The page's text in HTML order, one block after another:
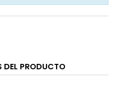
DEL PRODUCTO